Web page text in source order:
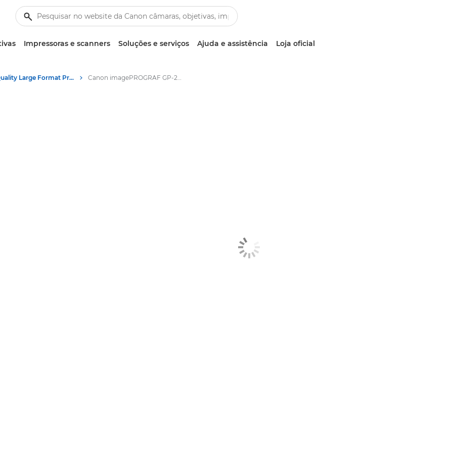
Impressoras e scanners Soluções e serviços Ajuda e assistência Loja oficial
High-Quality Large Format Printers for CAD/GIS and Stunning Graphics Canon imagePROGRAF GP-2600S: impressão de grande formato precisa